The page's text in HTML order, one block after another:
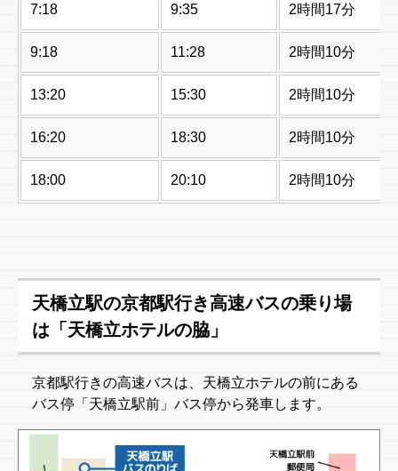
7:18 9:35 2時間17分
9:18 11:28 2時間10分
13:20 15:30 2時間10分
16:20 18:30 2時間10分
18:00 20:10 2時間10分
天橋立駅の京都駅行き高速バスの乗り場
は「天橋立ホテルの脇」
京都駅行きの高速バスは、天橋立ホテルの前にある
バス停「天橋立駅前」バス停から発車します。